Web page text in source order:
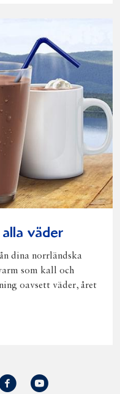
väder
dina norrländska
som kall och
oavsett väder, året
Facebook
Youtube